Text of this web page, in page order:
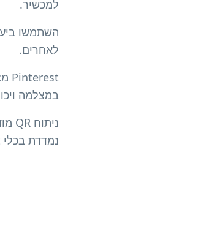
למכשיר.
השתמשו
לאחרים.
במצלמה
נמדדת בכלי Pinterest.